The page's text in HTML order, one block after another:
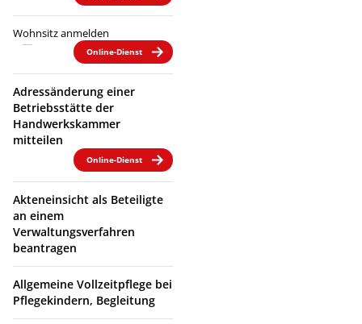
Wohnsitz anmelden
Online-Dienst
Adressänderung einer
Betriebsstätte der
Handwerkskammer
mitteilen
Online-Dienst
Akteneinsicht als Beteiligte
an einem
Verwaltungsverfahren
beantragen
Allgemeine Vollzeitpflege bei
Pflegekindern, Begleitung